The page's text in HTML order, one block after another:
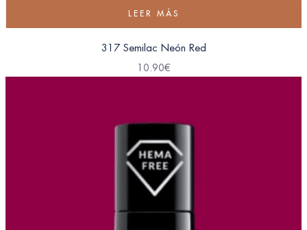
LEER MÁS
317 Semilac Neón Red
10.90€